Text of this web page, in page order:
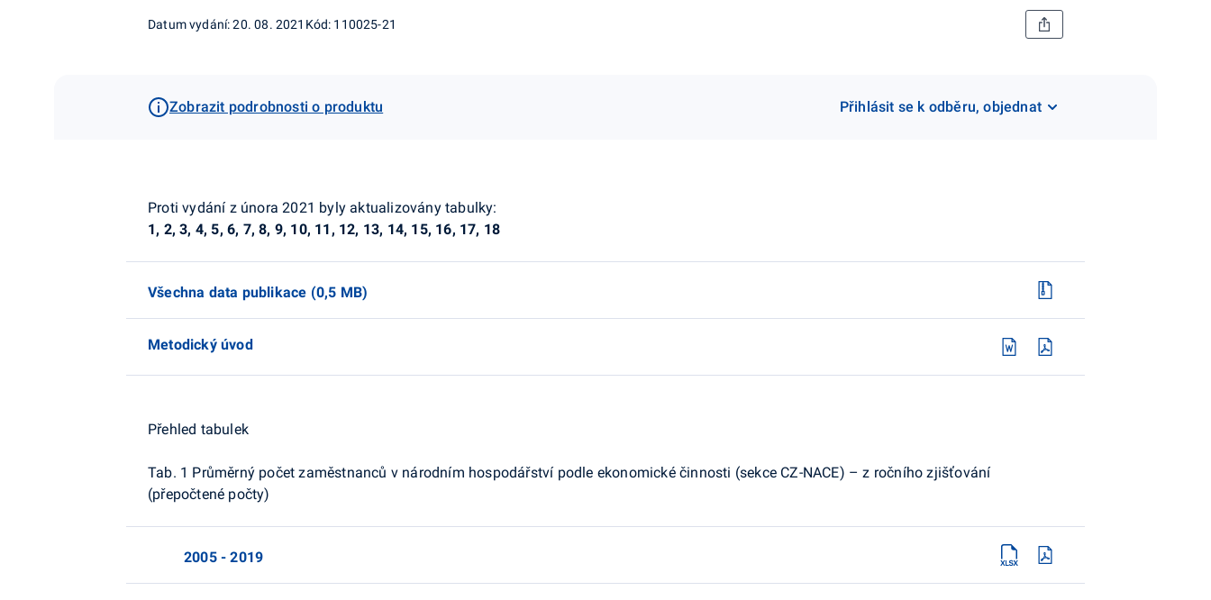
Datum vydání: 20. 08. 2021 Kód: 110025-21
Zobrazit podrobnosti o produktu Přihlásit se k odběru, objednat
Proti vydání z února 2021 byly aktualizovány tabulky:
1, 2, 3, 4, 5, 6, 7, 8, 9, 10, 11, 12, 13, 14, 15, 16, 17, 18
Všechna data publikace (0,5 MB)
Metodický úvod
Přehled tabulek
Tab. 1 Průměrný počet zaměstnanců v národním hospodářství podle ekonomické činnosti (sekce CZ-NACE) – z ročního zjišťování
(přepočtené počty)
2005 - 2019